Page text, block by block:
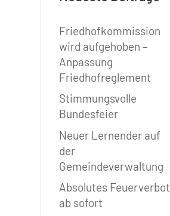
Friedhofkommission
wird aufgehoben –
Anpassung
Friedhofreglement
Stimmungsvolle
Bundesfeier
Neuer Lernender auf
der
Gemeindeverwaltung
Absolutes Feuerverbot
ab sofort